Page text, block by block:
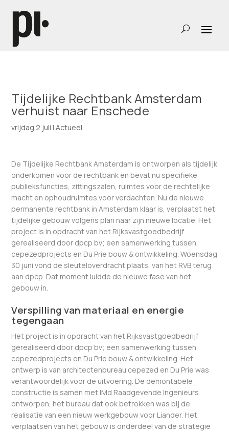
Tijdelijke Rechtbank Amsterdam
verhuist naar Enschede
vrijdag 2 juli |Actueel
De Tijdelijke Rechtbank Amsterdam is ontworpen als tijdelijk
onderkomen voor de rechtbank en bevat nu specifieke
publieksfuncties, zittingszalen, ruimtes voor de rechtelijke
macht en ophoudruimtes voor verdachten. Nu de nieuwe
permanente rechtbank in Amsterdam klaar is, verplaatst het
tijdelijke gebouw volgens plan naar zijn nieuwe locatie. Het
project is in opdracht van het Rijksvastgoedbedrijf
gerealiseerd door dpcp bv; een samenwerking tussen
cepezedprojects en Du Prie bouw & ontwikkeling. Woensdag
30 juni vond de sleuteloverdracht plaats, van het RVB terug
aan dpcp. Dat moment luidde de nieuwe fase van het
gebouw in.
Verspilling van materiaal en energie
tegengaan
Het project is in opdracht van het Rijksvastgoedbedrijf
gerealiseerd door dpcp bv; een samenwerking tussen
cepezedprojects en Du Prie bouw & ontwikkeling. Het
ontwerp is van architectenbureau cepezed en Du Prie was
verantwoordelijk voor de uitvoering. De demontabele
constructie is samen met IMd Raadgevende Ingenieurs
ontworpen, het bureau dat ook betrokken was bij de
realisatie van een nieuw werkgebouw voor Liander. Het
verplaatsen van het gebouw is onderdeel van de strategie